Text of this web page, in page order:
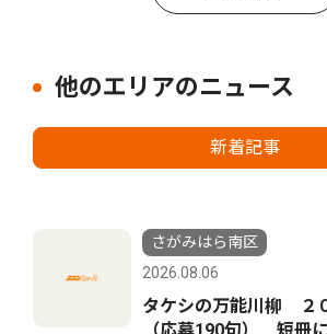
他のエリアのニュース
新着記事
さがみはら南区
2026.08.06
タケシの万能川柳 ２